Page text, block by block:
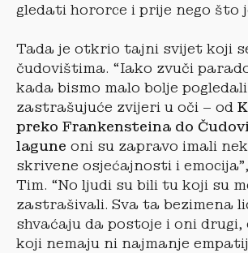
gledati hororce i prije nego što
Tada je otkrio tajni svijet koji
čudovištima. “Iako zvuči
kada bismo malo bolje
zastrašujuće zvijeri u oči – od
preko Frankensteina do
lagune oni su zapravo imali
skrivene osjećajnosti i
Tim. “No ljudi su bili tu koji su
zastrašivali. Sva ta bezimena
shvaćaju da postoje i oni
koji nemaju ni najmanje